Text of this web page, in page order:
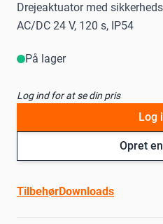
Drejeaktuator med
AC/DC 24 V, 120 s, IP54
På lager
Log ind for at se din pris
Opret
Log
TilbehørDownloads